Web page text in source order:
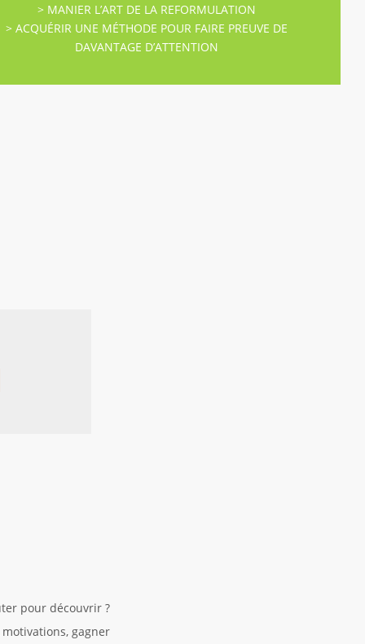
> MANIER L’ART DE LA REFORMULATION
> ACQUÉRIR UNE MÉTHODE POUR FAIRE PREUVE DE
DAVANTAGE D’ATTENTION
pour découvrir ?
gagner